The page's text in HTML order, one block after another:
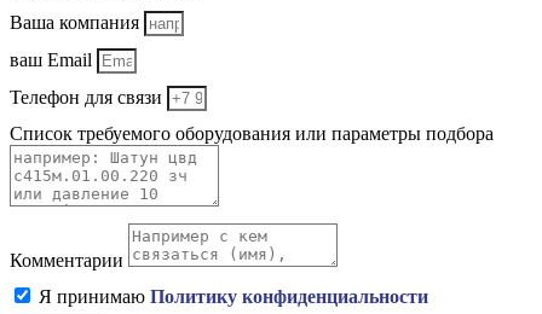
Ваша компания
ваш Email
Телефон для связи
Список требуемого оборудования или параметры подбора
Комментарии
Я принимаю Политику конфиденциальности